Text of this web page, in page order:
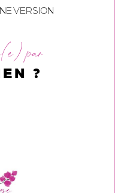
VERSION
par
?